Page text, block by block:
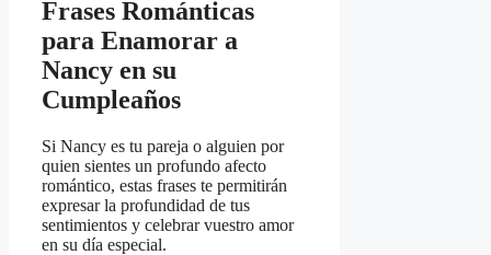
Frases Románticas
para Enamorar a
Nancy en su
Cumpleaños
Si Nancy es tu pareja o alguien por
quien sientes un profundo afecto
romántico, estas frases te permitirán
expresar la profundidad de tus
sentimientos y celebrar vuestro amor
en su día especial.